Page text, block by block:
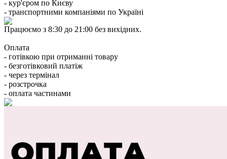
- кур'єром по Києву
- транспортними компаніями по Україні
Працюємо з 8:30 до 21:00 без вихідних.
Оплата
- готівкою при отриманні товару
- безготівковий платіж
- через термінал
- розстрочка
- оплата частинами